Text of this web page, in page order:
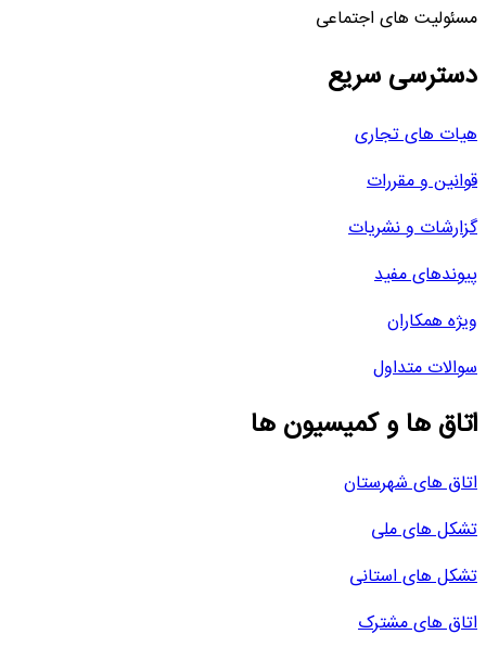
مسئولیت های اجتماعی
دسترسی سریع
هیات های تجاری
قوانین و مقررات
گزارشات و نشریات
پیوندهای مفید
ویژه همکاران
سوالات متداول
اتاق ها و کمیسیون ها
اتاق های شهرستان
تشکل های ملی
تشکل های استانی
اتاق های مشترک